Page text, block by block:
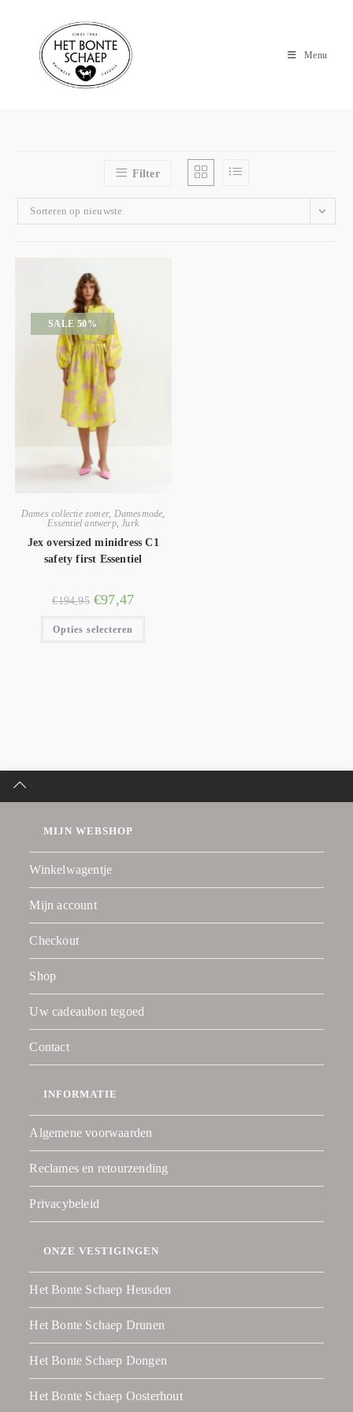
Menu
Filter
Sorteren op nieuwste
SALE 50%
Dames collectie zomer, Damesmode
Essentiel antwerp,Jurk
Jex oversized minidress C1
safety first Essentiel
€194,95 €97,47
Opties selecteren
MIJN WEBSHOP
Winkelwagentje
Mijn account
Checkout
Shop
Uw cadeaubon tegoed
Contact
INFORMATIE
Algemene voorwaarden
Reclames en retourzending
Privacybeleid
ONZE VESTIGINGEN
Het Bonte Schaep Heusden
Het Bonte Schaep Drunen
Het Bonte Schaep Dongen
Het Bonte Schaep Oosterhout